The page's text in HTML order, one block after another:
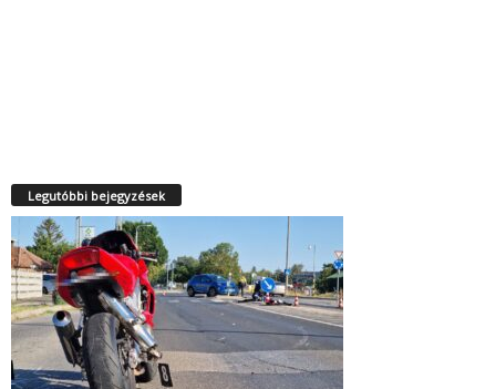
Legutóbbi bejegyzések